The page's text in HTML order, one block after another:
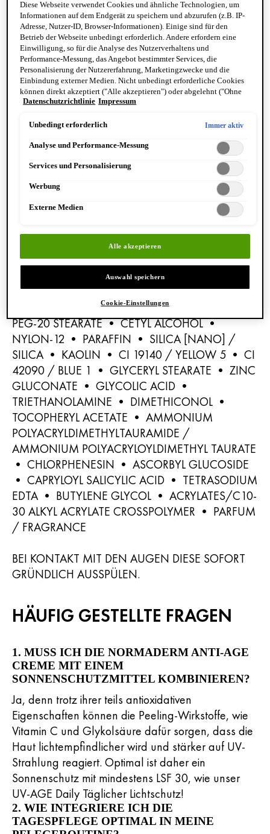
SCHRITT
Trage eine kleine Menge der NORMADERM Anti-
Age Tagescreme am Morgen auf die saubere,
trockene Gesichtshaut auf.
SCHRITT
Fingerspitzen in die Haut ein.
SCHRITT
Spare die Augenpartie aus. Auf akute
Hautunreinheiten kannst du anschliessend unsere
NORMADERM SOS Anti-Pickel Sulfur Paste
Zusammensetzung/Sicherheitshinweise
AQUA / WATER • ALCOHOL DENAT. •
GLYCERIN • DIMETHICONE •
PENTAERYTHRITYL TETRAETHYLHEXANOATE •
PEG-20 STEARATE • CETYL ALCOHOL •
NYLON-12 • PARAFFIN • SILICA [NANO] /
SILICA • KAOLIN • CI 19140 / YELLOW 5 • CI
42090 / BLUE 1 • GLYCERYL STEARATE • ZINC
GLUCONATE • GLYCOLIC ACID •
TRIETHANOLAMINE • DIMETHICONOL •
TOCOPHERYL ACETATE • AMMONIUM
POLYACRYLDIMETHYLTAURAMIDE /
AMMONIUM POLYACRYLOYLDIMETHYL TAURATE
• CHLORPHENESIN • ASCORBYL GLUCOSIDE
• CAPRYLOYL SALICYLIC ACID • TETRASODIUM
EDTA • BUTYLENE GLYCOL • ACRYLATES/C10-
30 ALKYL ACRYLATE CROSSPOLYMER • PARFUM
/ FRAGRANCE
BEI KONTAKT MIT DEN AUGEN DIESE SOFORT
GRÜNDLICH AUSSPÜLEN.
HÄUFIG GESTELLTE FRAGEN
1. MUSS ICH DIE NORMADERM ANTI-AGE
CREME MIT EINEM
SONNENSCHUTZMITTEL KOMBINIEREN?
Ja, denn trotz ihrer teils antioxidativen
Eigenschaften können die Peeling-Wirkstoffe, wie
Vitamin C und Glykolsäure dafür sorgen, dass die
Haut lichtempfindlicher wird und stärker auf UV-
Strahlung reagiert. Optimal ist daher ein
Sonnenschutz mit mindestens LSF 30, wie unser
UV-AGE Daily Täglicher Lichtschutz!
2. WIE INTEGRIERE ICH DIE
TAGESPFLEGE OPTIMAL IN MEINE
Diese Webseite verwendet Cookies und ähnliche Technologien, um
Informationen auf dem Endgerät zu speichern und abzurufen (z.B. IP-
Adresse, Nutzer-ID, Browser-Informationen). Einige sind für den
Betrieb der Webseite unbedingt erforderlich. Andere erfordern eine
Einwilligung, so für die Analyse des Nutzerverhaltens und
Performance-Messung, das Angebot bestimmter Services, die
Personalisierung der Nutzererfahrung, Marketingzwecke und die
Einbindung externer Medien. Nicht unbedingt erforderliche Cookies
können direkt akzeptiert ("Alle akzeptieren") oder abgelehnt ("Ohne
Einwilligung fortfahren") werden. Individuelle Anpassungen der
speichern"). Die Auswahl kann jederzeit unter dem Link "Cookie-
Datenschutzinformationen.
Datenschutzrichtlinie Impressum
Unbedingt erforderlich Immer aktiv
Analyse und Performance-Messung
Services und Personalisierung
Werbung
Externe Medien
Alle akzeptieren
Auswahl speichern
Cookie-Einstellungen